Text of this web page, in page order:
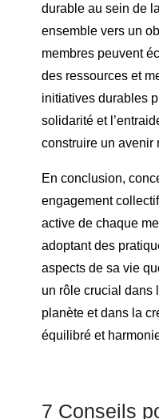
durable au sein de
ensemble vers un
membres peuvent
des ressources et
initiatives durables
solidarité et
construire un avenir
En conclusion,
engagement
active de chaque
adoptant des
aspects de sa vie
un rôle crucial dans
planète et dans la
équilibré et
7 Conseils